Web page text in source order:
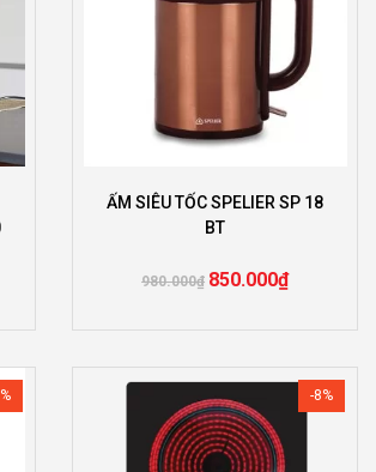
ẤM SIÊU TỐC SPELIER SP 18
BT
980.000₫ 850.000₫
-8%